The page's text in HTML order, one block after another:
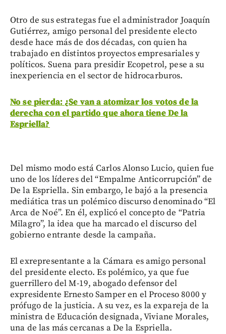
Otro de sus estrategas fue el administrador Joaquín
Gutiérrez, amigo personal del presidente electo
desde hace más de dos décadas, con quien ha
trabajado en distintos proyectos empresariales y
políticos. Suena para presidir Ecopetrol, pese a su
inexperiencia en el sector de hidrocarburos.
No se pierda: ¿Se van a atomizar los votos de la
derecha con el partido que ahora tiene De la
Espriella?
Del mismo modo está Carlos Alonso Lucio, quien fue
uno de los líderes del “Empalme Anticorrupción” de
De la Espriella. Sin embargo, le bajó a la presencia
mediática tras un polémico discurso denominado “El
Arca de Noé”. En él, explicó el concepto de “Patria
Milagro”, la idea que ha marcado el discurso del
gobierno entrante desde la campaña.
El exrepresentante a la Cámara es amigo personal
del presidente electo. Es polémico, ya que fue
guerrillero del M-19, abogado defensor del
expresidente Ernesto Samper en el Proceso 8000 y
prófugo de la justicia. A su vez, es la expareja de la
ministra de Educación designada, Viviane Morales,
una de las más cercanas a De la Espriella.